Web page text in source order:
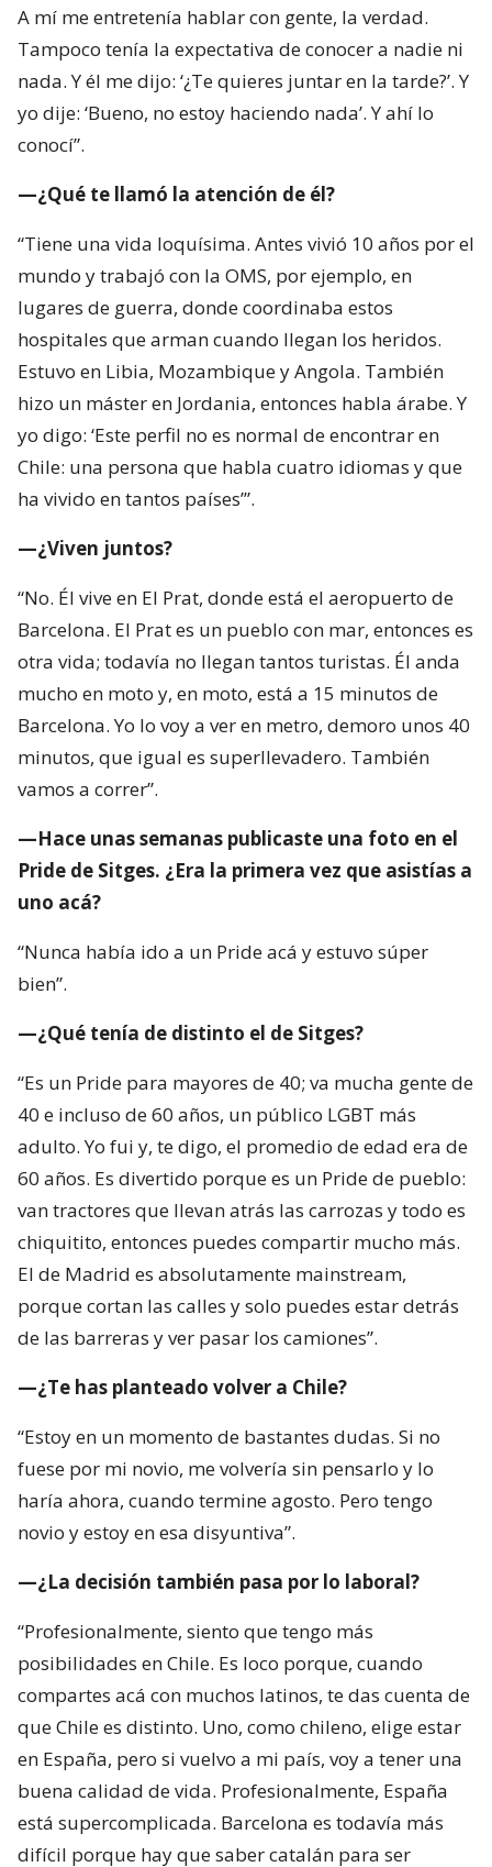
A mí me entretenía hablar con gente, la verdad.
Tampoco tenía la expectativa de conocer a nadie ni
nada. Y él me dijo: ‘¿Te quieres juntar en la tarde?’. Y
yo dije: ‘Bueno, no estoy haciendo nada’. Y ahí lo
conocí”.
—¿Qué te llamó la atención de él?
“Tiene una vida loquísima. Antes vivió 10 años por el
mundo y trabajó con la OMS, por ejemplo, en
lugares de guerra, donde coordinaba estos
hospitales que arman cuando llegan los heridos.
Estuvo en Libia, Mozambique y Angola. También
hizo un máster en Jordania, entonces habla árabe. Y
yo digo: ‘Este perfil no es normal de encontrar en
Chile: una persona que habla cuatro idiomas y que
ha vivido en tantos países’”.
—¿Viven juntos?
“No. Él vive en El Prat, donde está el aeropuerto de
Barcelona. El Prat es un pueblo con mar, entonces es
otra vida; todavía no llegan tantos turistas. Él anda
mucho en moto y, en moto, está a 15 minutos de
Barcelona. Yo lo voy a ver en metro, demoro unos 40
minutos, que igual es superllevadero. También
vamos a correr”.
—Hace unas semanas publicaste una foto en el
Pride de Sitges. ¿Era la primera vez que asistías a
uno acá?
“Nunca había ido a un Pride acá y estuvo súper
bien”.
—¿Qué tenía de distinto el de Sitges?
“Es un Pride para mayores de 40; va mucha gente de
40 e incluso de 60 años, un público LGBT más
adulto. Yo fui y, te digo, el promedio de edad era de
60 años. Es divertido porque es un Pride de pueblo:
van tractores que llevan atrás las carrozas y todo es
chiquitito, entonces puedes compartir mucho más.
El de Madrid es absolutamente mainstream,
porque cortan las calles y solo puedes estar detrás
de las barreras y ver pasar los camiones”.
—¿Te has planteado volver a Chile?
“Estoy en un momento de bastantes dudas. Si no
fuese por mi novio, me volvería sin pensarlo y lo
haría ahora, cuando termine agosto. Pero tengo
novio y estoy en esa disyuntiva”.
—¿La decisión también pasa por lo laboral?
“Profesionalmente, siento que tengo más
posibilidades en Chile. Es loco porque, cuando
compartes acá con muchos latinos, te das cuenta de
que Chile es distinto. Uno, como chileno, elige estar
en España, pero si vuelvo a mi país, voy a tener una
buena calidad de vida. Profesionalmente, España
está supercomplicada. Barcelona es todavía más
difícil porque hay que saber catalán para ser